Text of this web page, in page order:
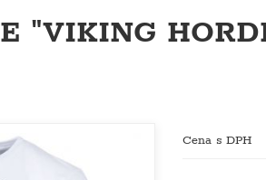
"VIKING
Cena s DPH